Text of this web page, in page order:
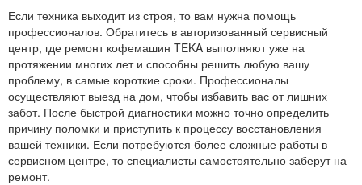
Если техника выходит из строя, то вам нужна помощь
профессионалов. Обратитесь в авторизованный сервисный
центр, где ремонт кофемашин TEKA выполняют уже на
протяжении многих лет и способны решить любую вашу
проблему, в самые короткие сроки. Профессионалы
осуществляют выезд на дом, чтобы избавить вас от лишних
забот. После быстрой диагностики можно точно определить
причину поломки и приступить к процессу восстановления
вашей техники. Если потребуются более сложные работы в
сервисном центре, то специалисты самостоятельно заберут на
ремонт.